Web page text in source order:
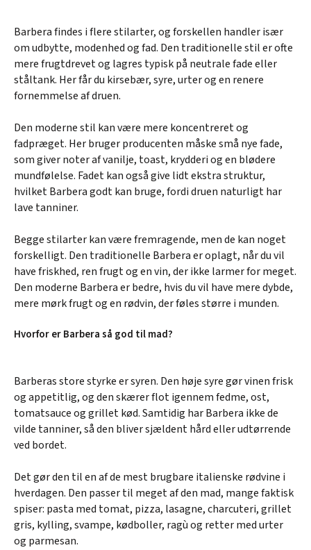
Barbera findes i flere stilarter, og forskellen handler især
om udbytte, modenhed og fad. Den traditionelle stil er ofte
mere frugtdrevet og lagres typisk på neutrale fade eller
ståltank. Her får du kirsebær, syre, urter og en renere
fornemmelse af druen.
Den moderne stil kan være mere koncentreret og
fadpræget. Her bruger producenten måske små nye fade,
som giver noter af vanilje, toast, krydderi og en blødere
mundfølelse. Fadet kan også give lidt ekstra struktur,
hvilket Barbera godt kan bruge, fordi druen naturligt har
lave tanniner.
Begge stilarter kan være fremragende, men de kan noget
forskelligt. Den traditionelle Barbera er oplagt, når du vil
have friskhed, ren frugt og en vin, der ikke larmer for meget.
Den moderne Barbera er bedre, hvis du vil have mere dybde,
mere mørk frugt og en rødvin, der føles større i munden.
Hvorfor er Barbera så god til mad?
Barberas store styrke er syren. Den høje syre gør vinen frisk
og appetitlig, og den skærer flot igennem fedme, ost,
tomatsauce og grillet kød. Samtidig har Barbera ikke de
vilde tanniner, så den bliver sjældent hård eller udtørrende
ved bordet.
Det gør den til en af de mest brugbare italienske rødvine i
hverdagen. Den passer til meget af den mad, mange faktisk
spiser: pasta med tomat, pizza, lasagne, charcuteri, grillet
gris, kylling, svampe, kødboller, ragù og retter med urter
og parmesan.